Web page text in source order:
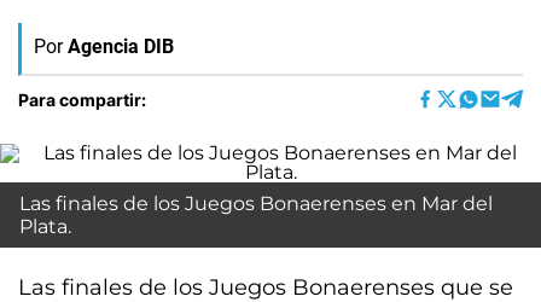
Por Agencia DIB
Para compartir:
Las finales de los Juegos Bonaerenses en Mar del
Plata.
Las finales de los Juegos Bonaerenses que se